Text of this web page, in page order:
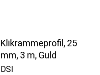
Klikrammeprofil, 25
mm, 3 m, Guld
DSI